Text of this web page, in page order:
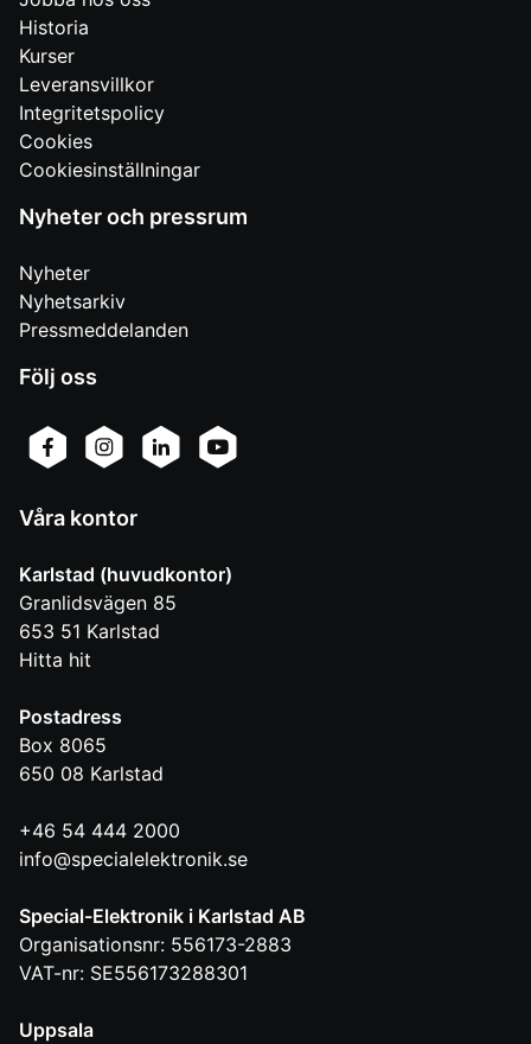
Historia
Kurser
Leveransvillkor
Integritetspolicy
Cookies
Cookiesinställningar
Nyheter och pressrum
Nyheter
Nyhetsarkiv
Pressmeddelanden
Följ oss
Våra kontor
Karlstad (huvudkontor)
Granlidsvägen 85
653 51 Karlstad
Hitta hit
Postadress
Box 8065
650 08 Karlstad
+46 54 444 2000
info@specialelektronik.se
Special-Elektronik i Karlstad AB
Organisationsnr: 556173-2883
VAT-nr: SE556173288301
Uppsala